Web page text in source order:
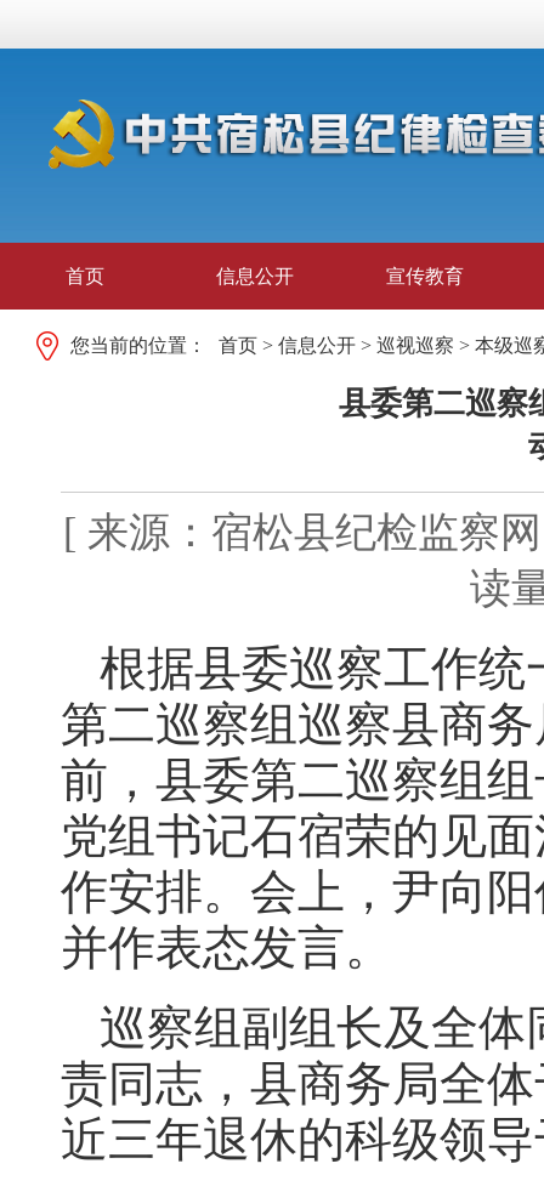
首页 信息公开 宣传教育
您当前的位置： 首页 > 信息公开 > 巡视巡察 > 本级巡
县委第二巡察
[ 来源：宿松县纪检监察
读
根据县委巡察工作统
第二巡察组巡察县商
前，县委第二巡察组
党组书记石宿荣的见
作安排。会上，尹向
并作表态发言。
巡察组副组长及全
责同志，县商务局全
近三年退休的科级领